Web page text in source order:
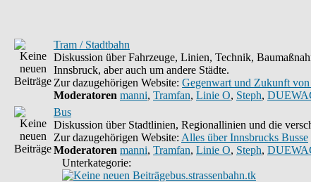
Tram / Stadtbahn
Diskussion über Fahrzeuge, Linien, Technik,
Innsbruck, aber auch um andere Städte.
Zur dazugehörigen Website: Gegenwart und Zukunft
Moderatoren manni, Tramfan, Linie O, Steph,
Bus
Diskussion über Stadtlinien, Regionallinien und die
Zur dazugehörigen Website: Alles über Innsbrucks Busse
Moderatoren manni, Tramfan, Linie O, Steph,
Unterkategorie:
bus.strassenbahn.tk